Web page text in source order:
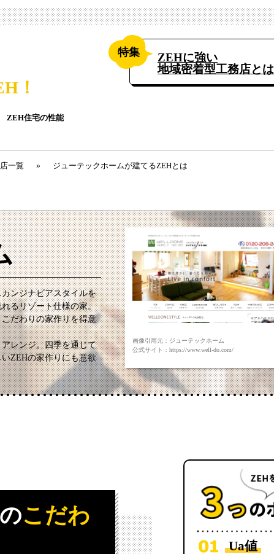
！
特集
ZEHに強い
地域密着型工務店とは
ZEH住宅の性能
一覧 » ジューテックホームが建てるZEHとは
画像引用元：ジューテックホーム
公式サイト：https://www.well-do.com/
ンジナビアスタイルを
るリゾート仕様の家。
だわりの家作りを得意
レンジ。四季を通じて
ZEHの家作りにも意欲
こだわ
Ua値